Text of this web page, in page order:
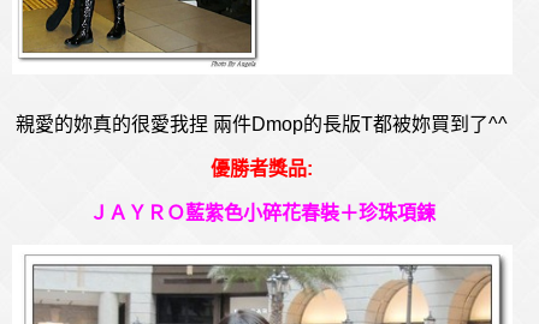
親愛的妳真的很愛我捏 兩件Dmop的長版T都被妳買到了^^
優勝者獎品:
ＪＡＹＲＯ藍紫色小碎花春裝＋珍珠項鍊